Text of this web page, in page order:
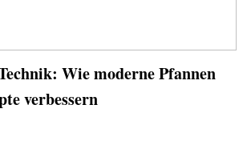
Wie moderne Pfannen
verbessern